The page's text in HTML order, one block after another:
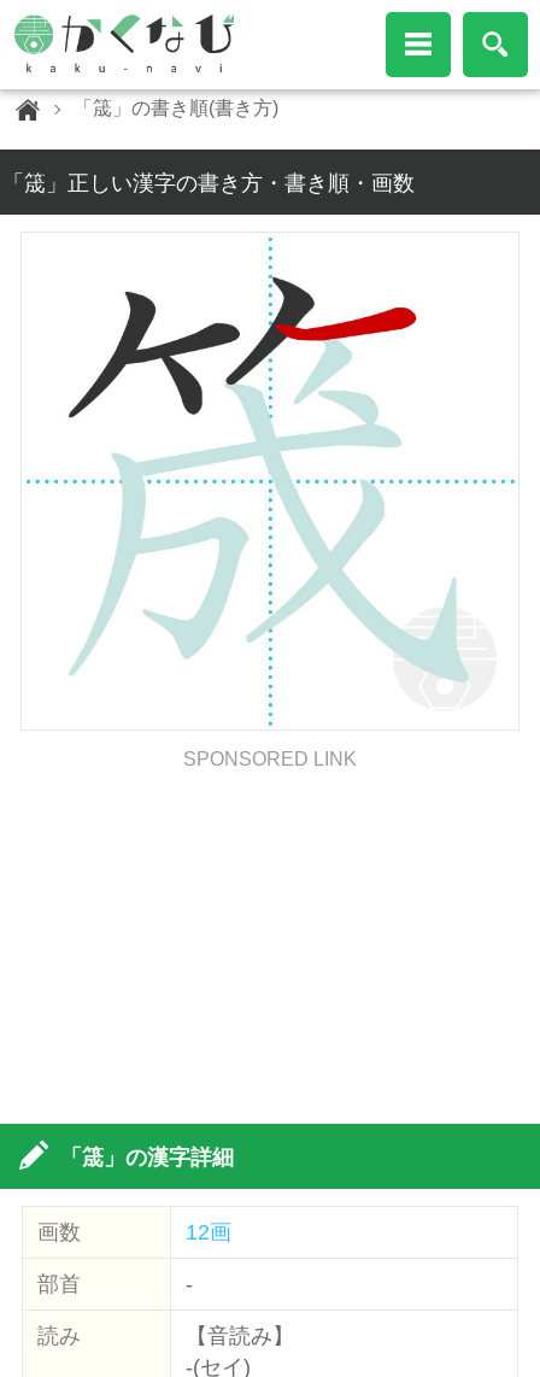
「筬」の書き順(書き方)
「筬」正しい漢字の書き方・書き順・画数
SPONSORED LINK
「筬」の漢字詳細
画数 12画
部首 -
読み
【音読み】
-(セイ)